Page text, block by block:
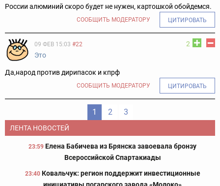
России алюминий скоро будет не нужен, картошкой обойдемся.
СООБЩИТЬ МОДЕРАТОРУ ЦИТИРОВАТЬ
2
09 ФЕВ 15:03 #22
Это
Да,народ против дирипасок и кпрф
СООБЩИТЬ МОДЕРАТОРУ ЦИТИРОВАТЬ
1 2 3
ЛЕНТА НОВОСТЕЙ
23:59 Елена Бабичева из Брянска завоевала бронзу
Всероссийской Спартакиады
23:40 Ковальчук: регион поддержит инвестиционные